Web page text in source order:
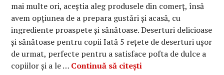
mai multe ori, aceștia aleg produsele din comerț, însă
avem opțiunea de a prepara gustări și acasă, cu
ingrediente proaspete și sănătoase. Deserturi delicioase
și sănătoase pentru copii Iată 5 rețete de deserturi ușor
de urmat, perfecte pentru a satisface pofta de dulce a
copiilor și a le … Continuă să citești